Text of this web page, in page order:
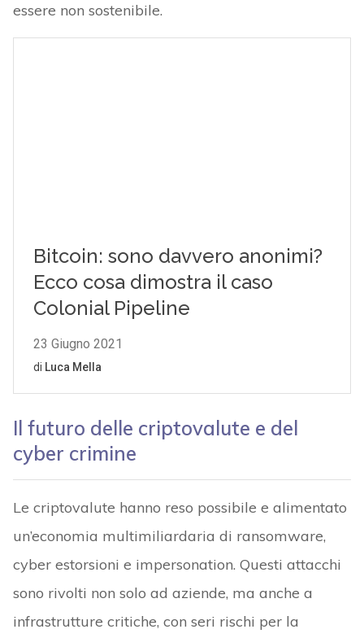
essere non sostenibile.
Il futuro delle criptovalute e del
cyber crimine
Le criptovalute hanno reso possibile e alimentato
un’economia multimiliardaria di ransomware,
cyber estorsioni e impersonation. Questi attacchi
sono rivolti non solo ad aziende, ma anche a
infrastrutture critiche, con seri rischi per la